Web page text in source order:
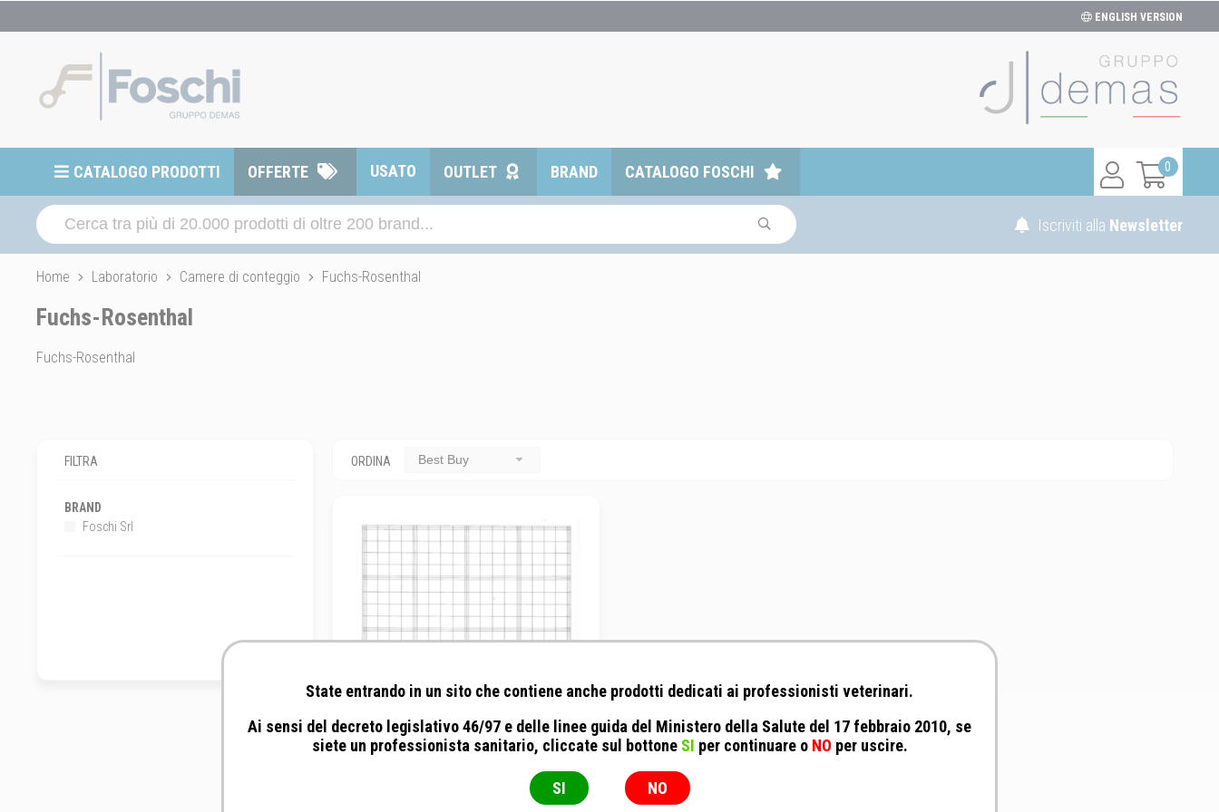
ENGLISH VERSION
0
CATALOGO PRODOTTI OFFERTE USATO OUTLET BRAND CATALOGO FOSCHI
Iscriviti alla Newsletter
Home Laboratorio Camere di conteggio Fuchs-Rosenthal
Fuchs-Rosenthal
Fuchs-Rosenthal
FILTRA
BRAND
Foschi Srl
ORDINA Best Buy
Foschi Srl - Camera di Fuchs-
State entrando in un sito che contiene anche prodotti dedicati ai professionisti veterinari.
Ai sensi del decreto legislativo 46/97 e delle linee guida del Ministero della Salute del 17 febbraio 2010, se
siete un professionista sanitario, cliccate sul bottone SI per continuare o NO per uscire.
SI NO